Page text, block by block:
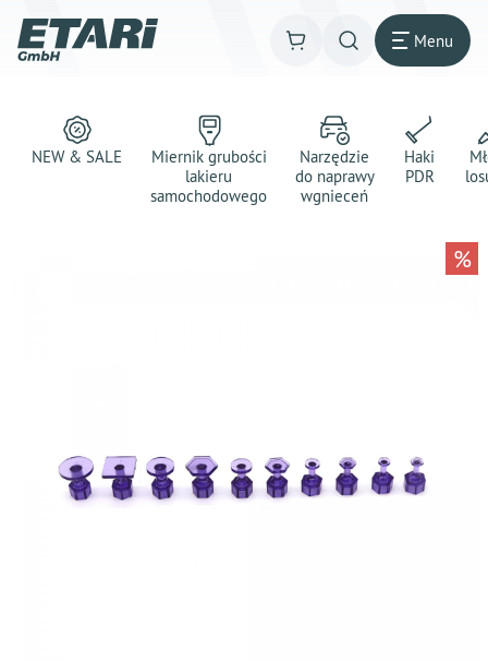
Menu
NEW & SALE
Miernik grubości
lakieru
samochodowego
Narzędzie
do naprawy
wgnieceń
Haki
PDR
%